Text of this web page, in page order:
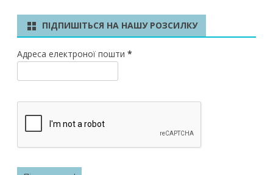
ПІДПИШІТЬСЯ НА НАШУ РОЗСИЛКУ
Адреса електроної пошти *